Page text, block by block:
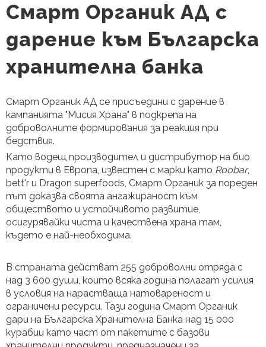
Смарт Органик АД с
дарение към Българска
хранителна банка
Смарт Органик АД се присъедини с дарение в
кампанията "Мисия Храна" в подкрепа на
доброволните формирования за реакция при
бедствия.
Като водещ производител и дистрибутор на био
продукти в Европа, известен с марки като Roobar,
bett'r и Dragon superfoods, Смарт Органик за пореден
път доказва своята ангажираност към
обществото и устойчивото развитие,
осигурявайки чиста и качествена храна там,
където е най-необходима.
В страната действат 255 доброволни отряда с
над 3 600 души, които всяка година полагат усилия
в условия на нарастваща натовареност и
ограничени ресурси. Тази година Смарт Органик
дари на Българска Хранителна Банка над 15 000
курабии като част от пакетите с базови